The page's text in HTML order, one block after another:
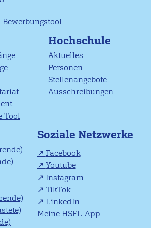
Tool
Hochschule
Aktuelles
Personen
Stellenangebote
Ausschreibungen
Soziale Netzwerke
Facebook
Youtube
Instagram
TikTok
LinkedIn
Meine HSFL-App